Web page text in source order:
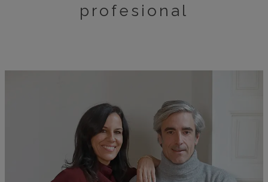
profesional